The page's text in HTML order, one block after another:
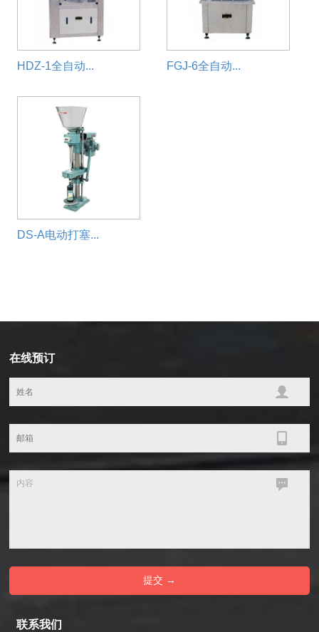
HDZ-1全自动... FGJ-6全自动...
DS-A电动打塞...
在线预订
联系我们